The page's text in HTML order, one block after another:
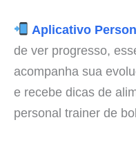
Aplicativo
de ver progresso,
acompanha sua
e recebe dicas de
personal trainer de